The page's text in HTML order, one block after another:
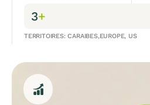
3+
TERRITOIRES: CARAIBES,EUROPE, US